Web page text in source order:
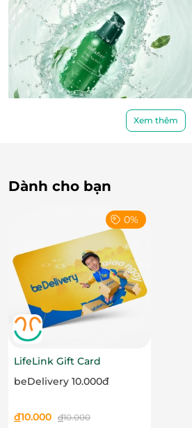
sóc sắc đẹp được chiết xuất từ
sản phẩm của Innisfree nổi
phần tự nhiên như trà xanh,
giúp tái tạo và bảo vệ làn da
môi trường.
Xem thêm
Dành cho bạn
0%
LifeLink Gift Card
beDelivery 10.000đ
đ10.000 đ10.000